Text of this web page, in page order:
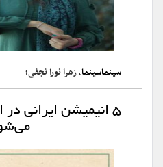
سینماسینما، زهرا نورا نجفی؛
۵ انیمیشن ایرانی